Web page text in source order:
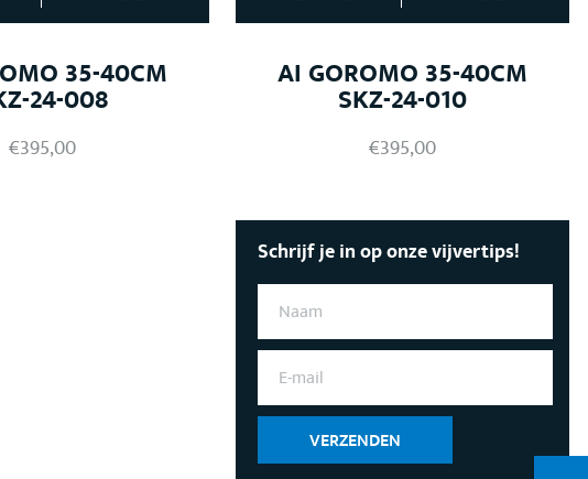
35-40CM
24-008
€395,00
AI GOROMO 35-40CM
SKZ-24-010
€395,00
Schrijf je in op onze vijvertips!
N
M
E
A
*
VERZENDEN